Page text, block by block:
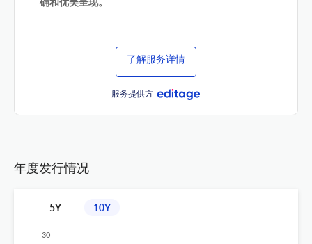
了解服务详情
服务提供方
年度发行情况
5Y 10Y
30